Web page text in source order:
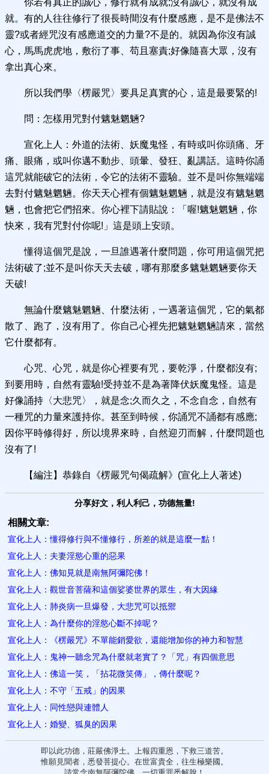
你若有真正的誠心，修行就有成就;沒有誠心，就沒有成
就。有的人往往修行了很長時間沒有什麼感應，是不是佛法不
靈?或者經咒沒有感應道交的力量?不是的。就因為你沒有誠
心，馬馬虎虎地，敷衍了事、苟且塞責;好像隨喜大眾，沒有
拿出真心來。
所以我們學〈楞嚴咒〉要具足真實的心，這是最要緊的!
問：怎樣用咒對付魑魅魍魎?
宣化上人：外道的法術、妖魔鬼怪，有時或叫你頭痛、牙
痛、眼痛，或叫你邁不動步、頭暈、發狂、亂講話。這時你誦
這咒就能破它的法術，令它的法術不靈驗。並不是叫你無端端
去對付魑魅魍魎。你天天心裡有個魑魅魍魎，就是沒有魑魅魍
魎，也會把它們招來。你心裡下請貼說：「喔!魑魅魍魎，你
快來，我有咒對付你呢!」這是頭上安頭。
懂得這個咒是說，一旦誰遇著什麼問題，你可用這個咒把
法術破了;並不是叫你天天去破，哪有那麼多魑魅魍魎要你天
天破!
無論什麼魑魅魍魎、什麼法術，一遇著這個咒，它的氣都
散了、跑了，沒有用了。你自己心裡先把魑魅魍魎請來，當然
它什麼都有。
心咒、心咒，就是你心裡要有咒，要乾淨，什麼都沒有;
到要用時，自然有靈驗!受持並不是為著降伏妖魔鬼怪。這是
好像誦持〈大悲咒〉，就是念;久而久之，不念自念，自然有
一種咒的力量來護持你。甚至到時候，你誦咒不誦都有感應;
因你平時修得好，所以境界來時，自然迎刃而解，什麼問題也
沒有了!
【編注】恭錄自《楞嚴咒句偈疏解》(宣化上人著述)
分享好文，利人利己，功德無量!
相關文章:
宣化上人：懂得修行與不懂修行，所差的就是這麼一點！
宣化上人：夫妻淫慾心重的惡果
宣化上人：佛知見就是南無阿彌陀佛！
宣化上人：觀世音菩薩和這個娑婆世界的眾生，有大因緣
宣化上人：肺炎病一旦爆發，大悲咒可以抵禦
宣化上人：為什麼你的淫慾心斷不掉呢？
宣化上人：《楞嚴咒》不單能銷愛欲，還能增加你的神力和智慧
宣化上人：鬼神一聽念咒為什麼就老實了？「咒」有四個意思
宣化上人：佛這一笑，「拈花微笑傳」，傳什麼呢？
宣化上人：不守「五戒」的因果
宣化上人：同性戀與連體人
宣化上人：婚變、狐臭的因果
即以此功德，莊嚴佛淨土。上報四重恩，下救三道苦。
惟願見聞者，悉發菩提心。在世富貴全，往生極樂國。